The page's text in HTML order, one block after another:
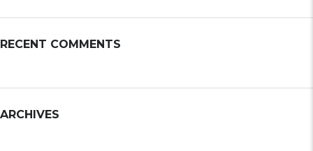
RECENT COMMENTS
ARCHIVES